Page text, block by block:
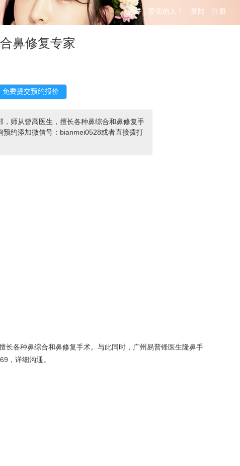
您好，爱美的人！ 登陆 注册
鼻修复专家
师从曾高医生，擅长各种鼻综合和鼻修复手
约添加微信号：bianmei0528或者直接拨打
长各种鼻综合和鼻修复手术。与此同时，广州易普锋医生隆鼻手
，详细沟通。